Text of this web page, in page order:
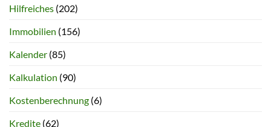
Hilfreiches (202)
Immobilien (156)
Kalender (85)
Kalkulation (90)
Kostenberechnung (6)
Kredite (62)